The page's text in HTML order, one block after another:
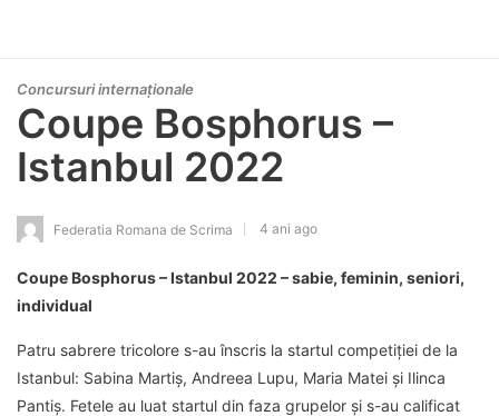
Concursuri internaționale
Coupe Bosphorus –
Istanbul 2022
Federatia Romana de Scrima 4 ani ago
Coupe Bosphorus – Istanbul 2022 – sabie, feminin, seniori,
individual
Patru sabrere tricolore s-au înscris la startul competiției de la
Istanbul: Sabina Martiș, Andreea Lupu, Maria Matei și Ilinca
Pantiș. Fetele au luat startul din faza grupelor și s-au calificat